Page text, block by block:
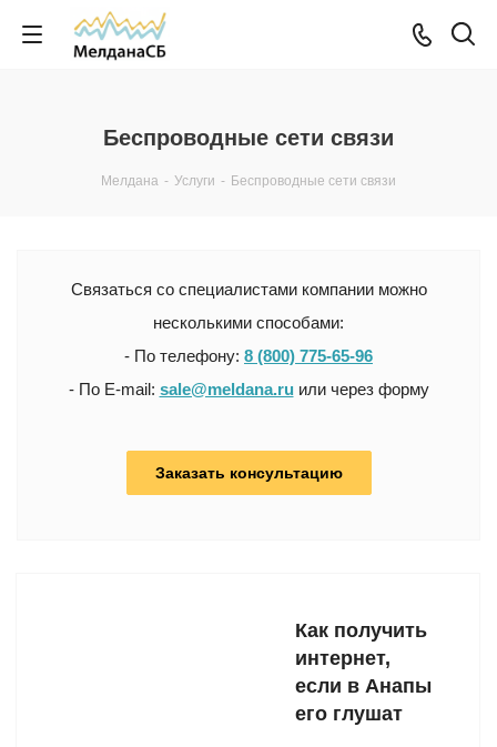
Беспроводные сети связи
Мелдана - Услуги - Беспроводные сети связи
Связаться со специалистами компании можно
несколькими способами:
- По телефону: 8 (800) 775-65-96
- По E-mail: sale@meldana.ruили через форму
Заказать консультацию
Как получить
интернет,
если в Анапы
его глушат